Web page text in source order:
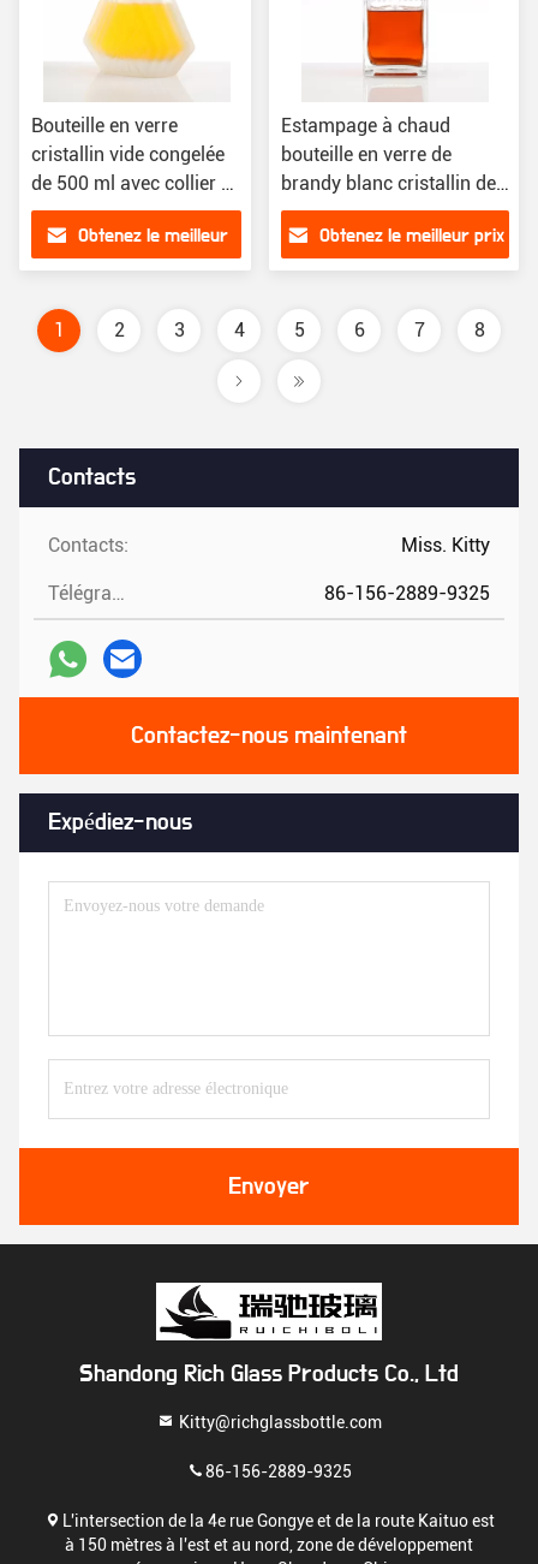
Contacts
Contacts: Miss. Kitty
Télégramme: 86-156-2889-9325
Contactez-nous maintenant
Expédiez-nous
Envoyer
Bouteille en verre
cristallin vide congelée
de 500 ml avec collier en
aluminium plastique PP
Obtenez le meilleur
Estampage à chaud
bouteille en verre de
brandy blanc cristallin de
0,5 L pour processus de
fabrication personnalisé
Obtenez le meilleur prix
1 2 3 4 5 6 7 8
Shandong Rich Glass Products Co., Ltd
Kitty@richglassbottle.com
86-156-2889-9325
L'intersection de la 4e rue Gongye et de la route Kaituo est
à 150 mètres à l'est et au nord, zone de développement